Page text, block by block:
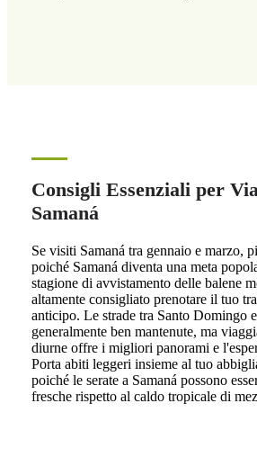
Consigli Essenziali per
Samaná
Se visiti Samaná tra gennaio e marzo,
poiché Samaná diventa una meta
stagione di avvistamento delle balene
altamente consigliato prenotare il tuo
anticipo. Le strade tra Santo Domingo
generalmente ben mantenute, ma
diurne offre i migliori panorami e
Porta abiti leggeri insieme al tuo
poiché le serate a Samaná possono
fresche rispetto al caldo tropicale di